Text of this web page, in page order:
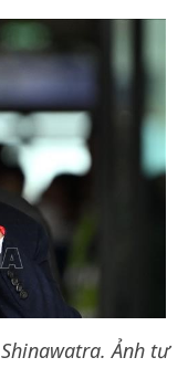
Ảnh tư